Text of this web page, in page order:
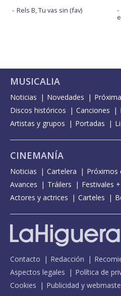
Rels B, Tu vas sin (fav)
MUSICALIA
Noticias Novedades
Discos históricos
Canciones
Artistas y grupos
Portadas
CINEMANÍA
Noticias Cartelera Próximos
Avances
Tráilers
Festivales
Actores y actrices
Carteles
Contacto Redacción
Aspectos legales
Política de
Cookies
Publicidad y